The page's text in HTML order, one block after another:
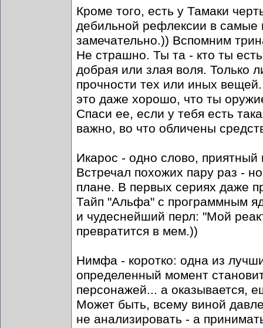
Кроме того, есть у Тамаки
дебильной рефлексии в
замечательно.)) Вспомним
Не страшно. Ты та - кто ты
добрая или злая воля. Только
прочности тех или иных
это даже хорошо, что ты
Спаси ее, если у тебя есть
важно, во что обличены
Икарос - одно слово,
Встречал похожих пару раз -
плане. В первых сериях даже
Тайп "Альфа" с программным
и чудеснейший перл: "Мой
превратится в мем.))
Нимфа - коротко: одна из
определенный момент
персонажей... а оказывается,
Может быть, всему виной
не анализировать - а